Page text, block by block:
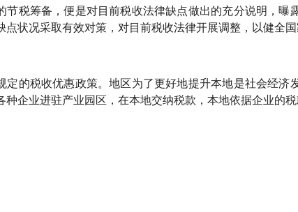
节税筹备，便是对目前税收法律缺点做出的充分说明，曝
点状况采取有效对策，对目前税收法律开展调整，以健全国
定的税收优惠政策。地区为了更好地提升本地是社会经济
种企业进驻产业园区，在本地交纳税款，本地依据企业的税